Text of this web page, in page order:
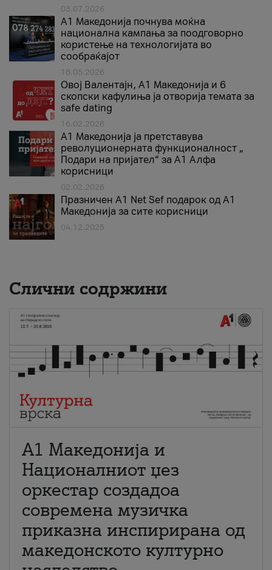
03.07.2026
A1 Македонија почнува моќна
национална кампања за поодговорно
користење на технологијата во
сообраќајот
18.05.2026
Овој Валентајн, A1 Македонија и 6
скопски кафулиња ја отворија темата за
safe dating
16.02.2026
А1 Македонија ја претставува
револуционерната функционалност „
Подари на пријател“ за А1 Алфа
корисници
02.02.2026
Празничен A1 Net Sеf подарок од А1
Македонија за сите корисници
04.12.2025
Слични содржини
А1 Македонија и
Националниот џез
оркестар создадоа
современа музичка
приказна инспирирана од
македонското културно